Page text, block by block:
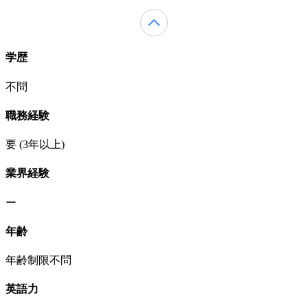
学歴
不問
職務経験
要 (3年以上)
業界経験
ー
年齢
年齢制限不問
英語力